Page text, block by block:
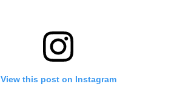
View this post on Instagram